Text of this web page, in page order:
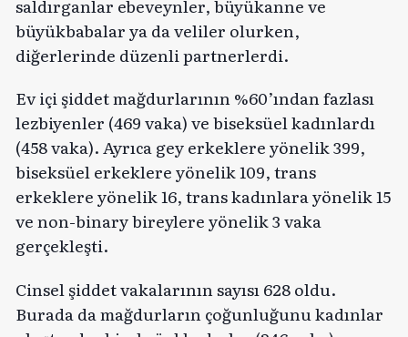
saldırganlar ebeveynler, büyükanne ve
büyükbabalar ya da veliler olurken,
diğerlerinde düzenli partnerlerdi.
Ev içi şiddet mağdurlarının %60’ından fazlası
lezbiyenler (469 vaka) ve biseksüel kadınlardı
(458 vaka). Ayrıca gey erkeklere yönelik 399,
biseksüel erkeklere yönelik 109, trans
erkeklere yönelik 16, trans kadınlara yönelik 15
ve non-binary bireylere yönelik 3 vaka
gerçekleşti.
Cinsel şiddet vakalarının sayısı 628 oldu.
Burada da mağdurların çoğunluğunu kadınlar